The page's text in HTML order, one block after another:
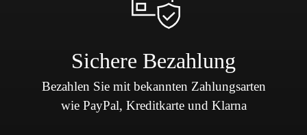
Sichere Bezahlung
Bezahlen Sie mit bekannten Zahlungsarten
wie PayPal, Kreditkarte und Klarna